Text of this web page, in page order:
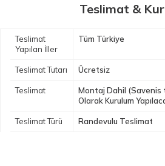
Teslimat &
Teslimat
Yapılan İller
Tüm Türkiye
Teslimat Tutarı Ücretsiz
Teslimat
Montaj Dahil (Savenis
Olarak Kurulum
Teslimat Türü Randevulu Teslimat